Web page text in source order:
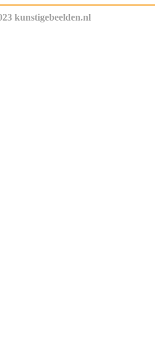
kunstigebeelden.nl